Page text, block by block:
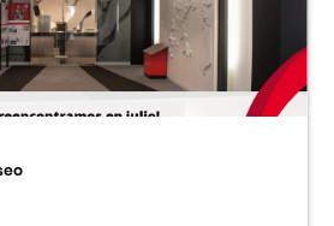
Peruano Japonés
Japonesa